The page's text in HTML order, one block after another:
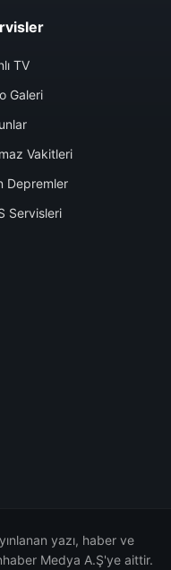
TV
Galeri
Vakitleri
Depremler
Servisleri
yazı, haber ve
Medya A.Ş'ye aittir.